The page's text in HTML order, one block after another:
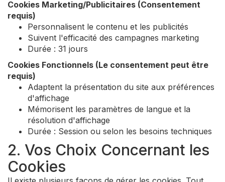
Cookies Marketing/Publicitaires (Consentement
requis)
Personnalisent le contenu et les publicités
Suivent l'efficacité des campagnes marketing
Durée : 31 jours
Cookies Fonctionnels (Le consentement peut être
requis)
Adaptent la présentation du site aux préférences
d'affichage
Mémorisent les paramètres de langue et la
résolution d'affichage
Durée : Session ou selon les besoins techniques
2. Vos Choix Concernant les
Cookies